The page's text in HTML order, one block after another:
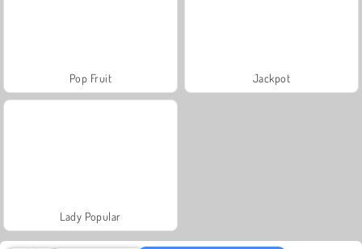
Pop Fruit Jackpot
Lady Popular